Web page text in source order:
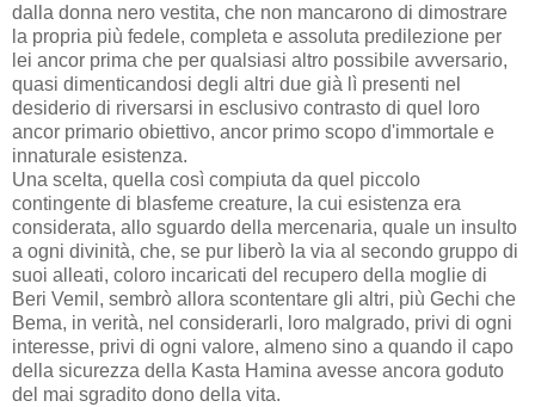
dalla donna nero vestita, che non mancarono di dimostrare
la propria più fedele, completa e assoluta predilezione per
lei ancor prima che per qualsiasi altro possibile avversario,
quasi dimenticandosi degli altri due già lì presenti nel
desiderio di riversarsi in esclusivo contrasto di quel loro
ancor primario obiettivo, ancor primo scopo d'immortale e
innaturale esistenza.
Una scelta, quella così compiuta da quel piccolo
contingente di blasfeme creature, la cui esistenza era
considerata, allo sguardo della mercenaria, quale un insulto
a ogni divinità, che, se pur liberò la via al secondo gruppo di
suoi alleati, coloro incaricati del recupero della moglie di
Beri Vemil, sembrò allora scontentare gli altri, più Gechi che
Bema, in verità, nel considerarli, loro malgrado, privi di ogni
interesse, privi di ogni valore, almeno sino a quando il capo
della sicurezza della Kasta Hamina avesse ancora goduto
del mai sgradito dono della vita.